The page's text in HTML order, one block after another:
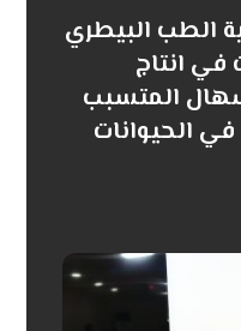
الطب البيطري
في انتاج
المتسبب
الحيوانات